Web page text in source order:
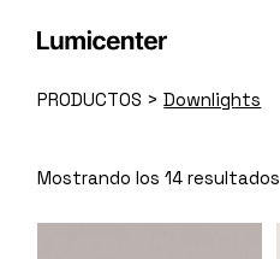
PRODUCTOS >Downlights
Mostrando los 14 resultados